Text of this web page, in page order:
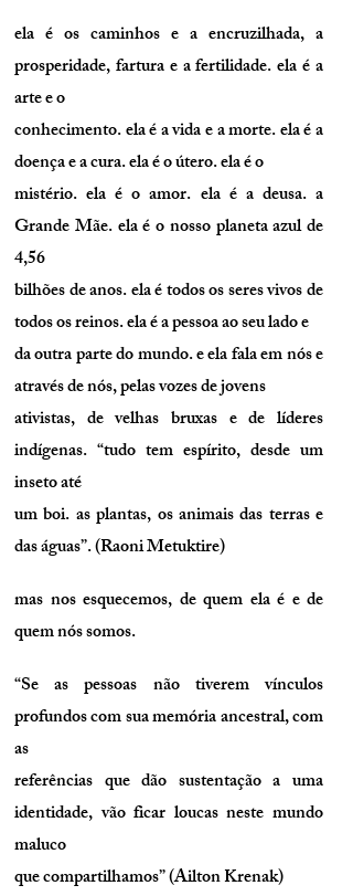
ela é os caminhos e a encruzilhada, a
prosperidade, fartura e a fertilidade. ela é a
arte e o
conhecimento. ela é a vida e a morte. ela é a
doença e a cura. ela é o útero. ela é o
mistério. ela é o amor. ela é a deusa. a
Grande Mãe. ela é o nosso planeta azul de
4,56
bilhões de anos. ela é todos os seres vivos de
todos os reinos. ela é a pessoa ao seu lado e
da outra parte do mundo. e ela fala em nós e
através de nós, pelas vozes de jovens
ativistas, de velhas bruxas e de líderes
indígenas. “tudo tem espírito, desde um
inseto até
um boi. as plantas, os animais das terras e
das águas”. (Raoni Metuktire)
mas nos esquecemos, de quem ela é e de
quem nós somos.
“Se as pessoas não tiverem vínculos
profundos com sua memória ancestral, com
as
referências que dão sustentação a uma
identidade, vão ficar loucas neste mundo
maluco
que compartilhamos” (Ailton Krenak)